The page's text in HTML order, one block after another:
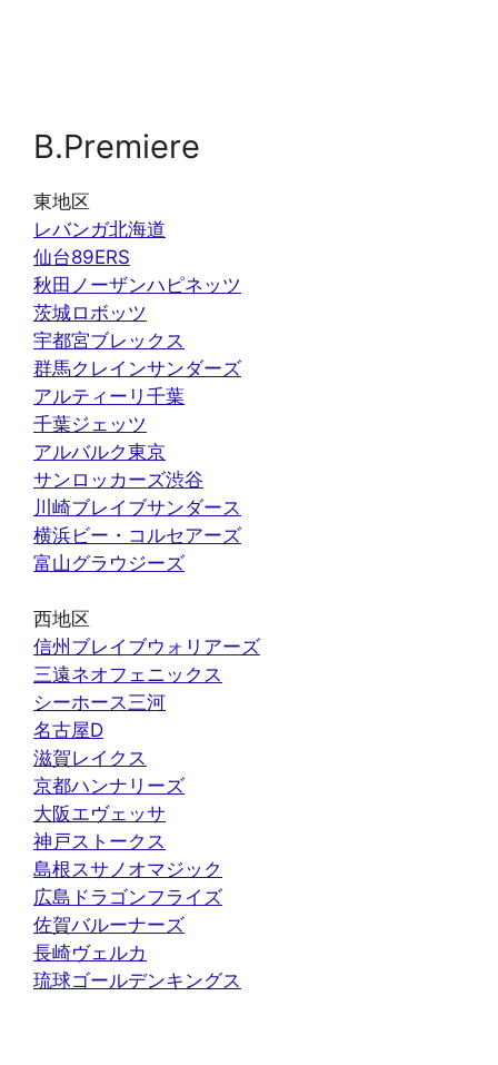
B.Premiere
東地区
レバンガ北海道
仙台89ERS
秋田ノーザンハピネッツ
茨城ロボッツ
宇都宮ブレックス
群馬クレインサンダーズ
アルティーリ千葉
千葉ジェッツ
アルバルク東京
サンロッカーズ渋谷
川崎ブレイブサンダース
横浜ビー・コルセアーズ
富山グラウジーズ
西地区
信州ブレイブウォリアーズ
三遠ネオフェニックス
シーホース三河
名古屋D
滋賀レイクス
京都ハンナリーズ
大阪エヴェッサ
神戸ストークス
島根スサノオマジック
広島ドラゴンフライズ
佐賀バルーナーズ
長崎ヴェルカ
琉球ゴールデンキングス